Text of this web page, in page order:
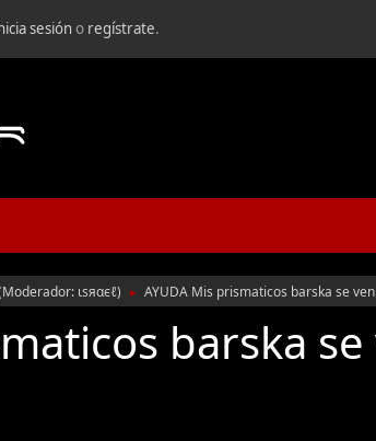
sesióno regístrate.
ιѕяαєℓ) ► AYUDA Mis prismaticos barska se
barska